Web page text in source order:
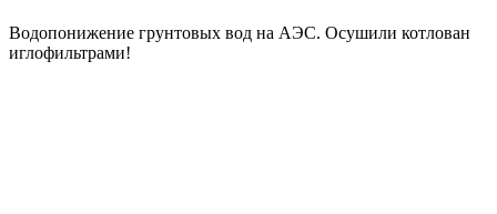
Водопонижение грунтовых вод на АЭС. Осушили котлован
иглофильтрами!